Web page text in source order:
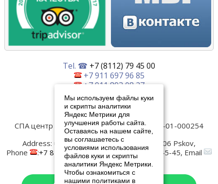
Tel. ☎ +7 (8112) 79 45 00
+7 911 697 96 85
+7 911 893 08 27
Написать нам
СПА центр Old Estate Лицензия № ЛО-60-01-000254
Контакты:
Address: ul. Verhnee-Beregovaya, 4 180006 Pskov,
Phone
:+7 8112 79-45-00, Fax:+7 8112 79-45-45, Email
:spa@oldestatehotel.com
Мы используем файлы куки
и скрипты аналитики
Яндекс Метрики для
улучшения работы сайта.
Оставаясь на нашем сайте,
вы соглашаетесь с
условиями использования
файлов куки и скрипты
аналитики Яндекс Метрики.
Чтобы ознакомиться с
нашими политиками в